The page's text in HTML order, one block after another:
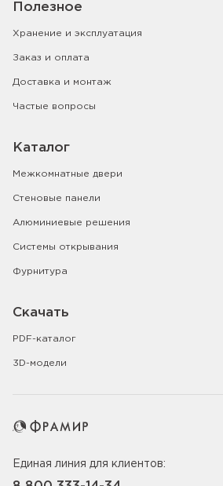
Полезное
Хранение и эксплуатация
Заказ и оплата
Доставка и монтаж
Частые вопросы
Каталог
Межкомнатные двери
Стеновые панели
Алюминиевые решения
Системы открывания
Фурнитура
Скачать
PDF-каталог
3D-модели
Единая линия для клиентов: